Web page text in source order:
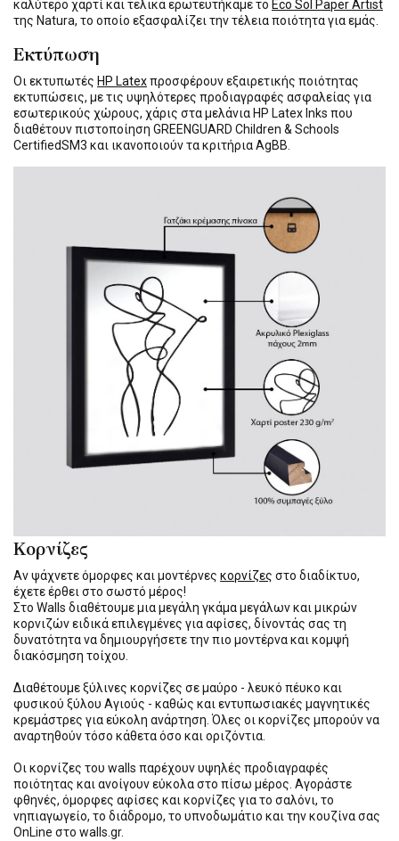
καλύτερο χαρτί και τελικά ερωτευτήκαμε το Eco Sol Paper Artist
της Natura, το οποίο εξασφαλίζει την τέλεια ποιότητα για εμάς.
Εκτύπωση
Οι εκτυπωτές HP Latexπροσφέρουν εξαιρετικής ποιότητας
εκτυπώσεις, με τις υψηλότερες προδιαγραφές ασφαλείας για
εσωτερικούς χώρους, χάρις στα μελάνια HP Latex Inks που
διαθέτουν πιστοποίηση GREENGUARD Children & Schools
CertifiedSM3 και ικανοποιούν τα κριτήρια AgBB.
Κορνίζες
Αν ψάχνετε όμορφες και μοντέρνες κορνίζες στο διαδίκτυο,
έχετε έρθει στο σωστό μέρος!
Στο Walls διαθέτουμε μια μεγάλη γκάμα μεγάλων και μικρών
κορνιζών ειδικά επιλεγμένες για αφίσες, δίνοντάς σας τη
δυνατότητα να δημιουργήσετε την πιο μοντέρνα και κομψή
διακόσμηση τοίχου.
Διαθέτουμε ξύλινες κορνίζες σε μαύρο - λευκό πέυκο και
φυσικού ξύλου Αγιούς - καθώς και εντυπωσιακές μαγνητικές
κρεμάστρες για εύκολη ανάρτηση. Όλες οι κορνίζες μπορούν να
αναρτηθούν τόσο κάθετα όσο και οριζόντια.
Οι κορνίζες του walls παρέχουν υψηλές προδιαγραφές
ποιότητας και ανοίγουν εύκολα στο πίσω μέρος. Αγοράστε
φθηνές, όμορφες αφίσες και κορνίζες για το σαλόνι, το
νηπιαγωγείο, το διάδρομο, το υπνοδωμάτιο και την κουζίνα σας
OnLine στο walls.gr.